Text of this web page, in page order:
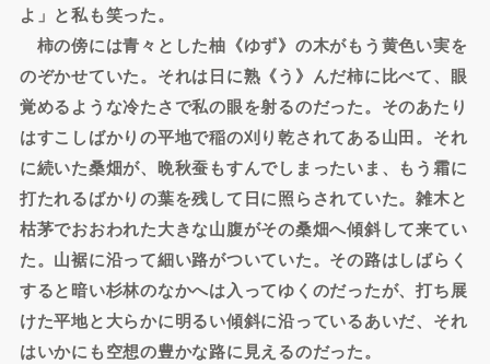
よ」と私も笑った。
柿の傍には青々とした柚《ゆず》の木がもう黄色い実を
のぞかせていた。それは日に熟《う》んだ柿に比べて、眼
覚めるような冷たさで私の眼を射るのだった。そのあたり
はすこしばかりの平地で稲の刈り乾されてある山田。それ
に続いた桑畑が、晩秋蚕もすんでしまったいま、もう霜に
打たれるばかりの葉を残して日に照らされていた。雑木と
枯茅でおおわれた大きな山腹がその桑畑へ傾斜して来てい
た。山裾に沿って細い路がついていた。その路はしばらく
すると暗い杉林のなかへは入ってゆくのだったが、打ち展
けた平地と大らかに明るい傾斜に沿っているあいだ、それ
はいかにも空想の豊かな路に見えるのだった。